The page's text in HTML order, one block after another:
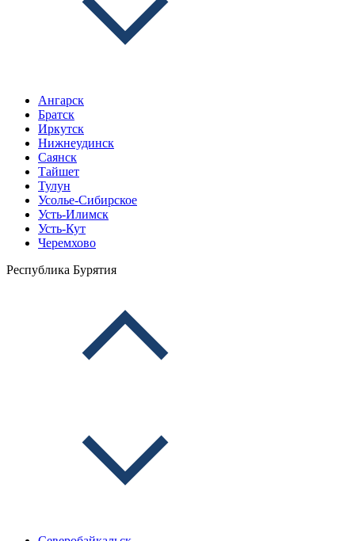
Ангарск
Братск
Иркутск
Нижнеудинск
Саянск
Тайшет
Тулун
Усолье-Сибирское
Усть-Илимск
Усть-Кут
Черемхово
Республика Бурятия